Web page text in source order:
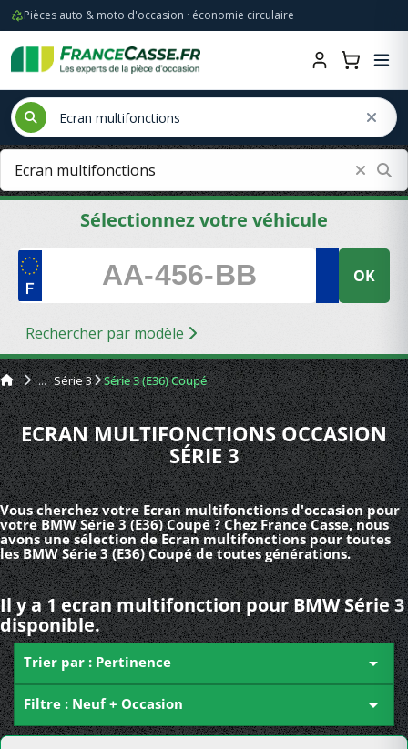
Pièces auto & moto d'occasion · économie circulaire
Sélectionnez votre véhicule
OK
Rechercher par modèle
Série 3 Série 3 (E36) Coupé
ECRAN MULTIFONCTIONS OCCASION
SÉRIE 3
Vous cherchez votre Ecran multifonctions d'occasion pour
votre BMW Série 3 (E36) Coupé ? Chez France Casse, nous
avons une sélection de Ecran multifonctions pour toutes
les BMW Série 3 (E36) Coupé de toutes générations.
Il y a 1 ecran multifonction pour BMW Série 3
disponible.
Trier par : Pertinence 
Filtre : Neuf + Occasion 